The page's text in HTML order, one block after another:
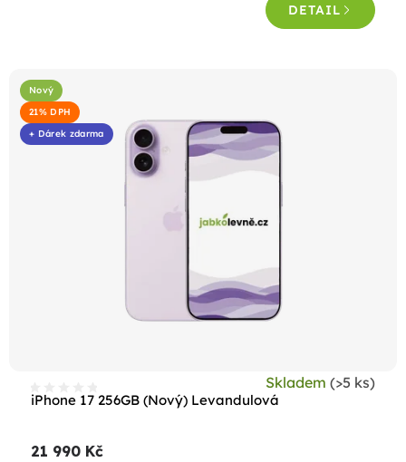
DETAIL
Nový
21% DPH
+ Dárek zdarma
iPhone 17 256GB (Nový) Levandulová
Skladem (>5 ks)
21 990 Kč